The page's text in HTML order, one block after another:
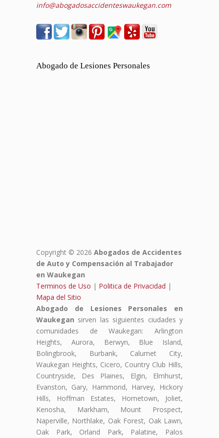
info@abogadosaccidenteswaukegan.com
Abogado de Lesiones Personales
Copyright © 2026 Abogados de Accidentes
de Auto y Compensación al Trabajador
en Waukegan
Terminos de Uso | Politica de Privacidad |
Mapa del Sitio
Abogado de Lesiones Personales en
Waukegan sirven las siguientes ciudades y
comunidades de Waukegan: Arlington
Heights, Aurora, Berwyn, Blue Island,
Bolingbrook, Burbank, Calumet City,
Waukegan Heights, Cicero, Country Club Hills,
Countryside, Des Plaines, Elgin, Elmhurst,
Evanston, Gary, Hammond, Harvey, Hickory
Hills, Hoffman Estates, Hometown, Joliet,
Kenosha, Markham, Mount Prospect,
Naperville, Northlake, Oak Forest, Oak Lawn,
Oak Park, Orland Park, Palatine, Palos